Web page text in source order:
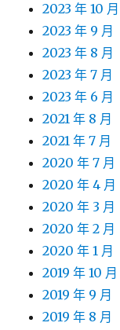
2023 年 10 月
2023 年 9 月
2023 年 8 月
2023 年 7 月
2023 年 6 月
2021 年 8 月
2021 年 7 月
2020 年 7 月
2020 年 4 月
2020 年 3 月
2020 年 2 月
2020 年 1 月
2019 年 10 月
2019 年 9 月
2019 年 8 月